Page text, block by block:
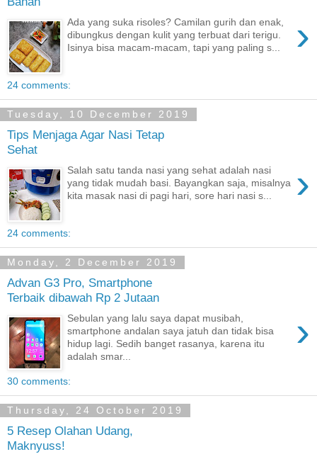
›
Ada yang suka risoles? Camilan gurih dan enak,
dibungkus dengan kulit yang terbuat dari terigu.
Isinya bisa macam-macam, tapi yang paling s...
24 comments:
Tuesday, 10 December 2019
Tips Menjaga Agar Nasi Tetap
Sehat
›
Salah satu tanda nasi yang sehat adalah nasi
yang tidak mudah basi. Bayangkan saja, misalnya
kita masak nasi di pagi hari, sore hari nasi s...
24 comments:
Monday, 2 December 2019
Advan G3 Pro, Smartphone
Terbaik dibawah Rp 2 Jutaan
›
Sebulan yang lalu saya dapat musibah,
smartphone andalan saya jatuh dan tidak bisa
hidup lagi. Sedih banget rasanya, karena itu
adalah smar...
30 comments:
Thursday, 24 October 2019
5 Resep Olahan Udang,
Maknyuss!